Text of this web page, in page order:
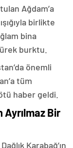
Ağdam’a
birlikte
bina
burktu.
önemli
tüm
haber geldi.
Ayrılmaz Bir
Karabağ’ın